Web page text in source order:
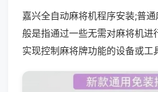
嘉兴全自动麻将机程序安装;普
般是指通过一些无需对麻将机进
实现控制麻将牌功能的设备或工